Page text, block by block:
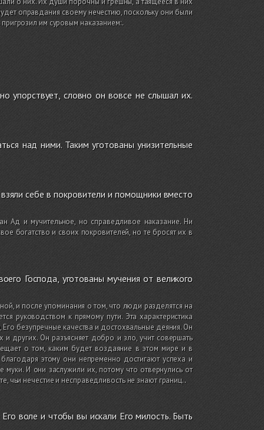
оправдания своему нечестию, поскольку они были
им суровым наказанием:.
упорствует, словно он вовсе не слышал их.
над ними. Таким уготованы унизительные
себе в покровители и помощники вместо
Ад и мучительное, но справедливое наказание. Ни
богатство и своих покровителей, но те бросят их в
Господа, уготованы мучения от великого
и после упоминания о том, что люди разделятся на
руководством к прямому пути. Эта характеристика
безупречные качества и достохвальные деяния. Он
и других. Он разъясняет добро и зло, учит совершать
о том, каким будет воздаяние в этом мире и в
этому они непременно достигают успеха и
И они заслужили их, потому что отвернулись от
чьи нечестие и несправедливость не знают границ..
воле и чтобы вы искали Его милость. Быть